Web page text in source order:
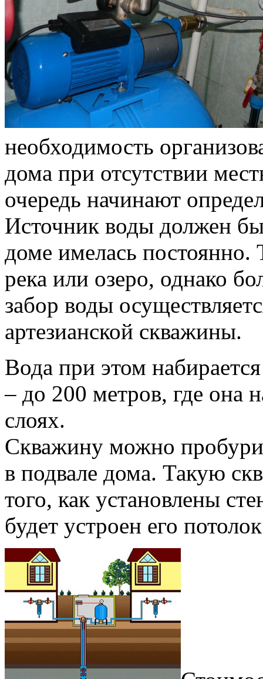
необходимость
дома при отсутствии
очередь начинают
Источник воды должен
доме имелась постоянно.
река или озеро, однако
забор воды
артезианской скважины.
Вода при этом
– до 200 метров, где она
слоях.
Скважину можно
в подвале дома. Такую
того, как установлены
будет устроен его